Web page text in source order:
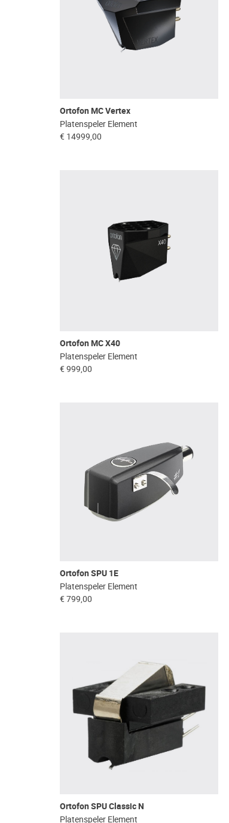
Ortofon MC Vertex
Platenspeler Element
€ 14999,00
Ortofon MC X40
Platenspeler Element
€ 999,00
Ortofon SPU 1E
Platenspeler Element
€ 799,00
Ortofon SPU Classic N
Platenspeler Element